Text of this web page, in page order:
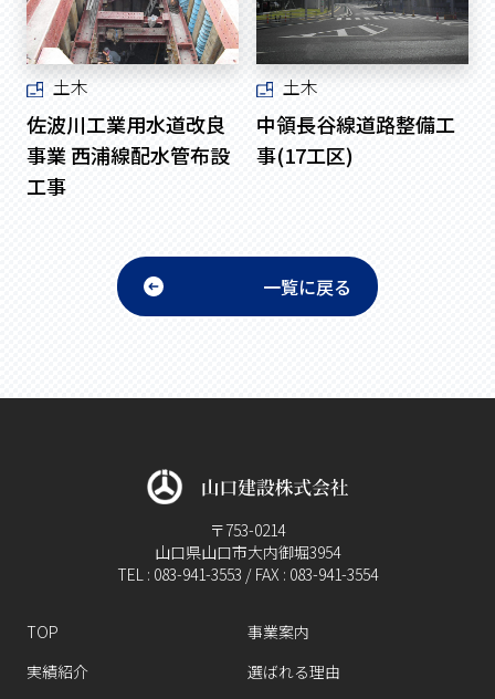
土木
佐波川工業用水道改良
事業 西浦線配水管布設
工事
土木
中領長谷線道路整備工
事(17工区)
一覧に戻る
〒753-0214
山口県山口市大内御堀3954
TEL : 083-941-3553 / FAX : 083-941-3554
TOP
事業案内
実績紹介
選ばれる理由